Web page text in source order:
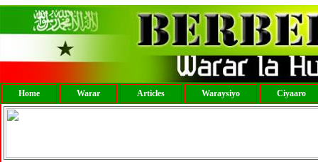
Home Warar Articles Waraysiyo Ciyaaro